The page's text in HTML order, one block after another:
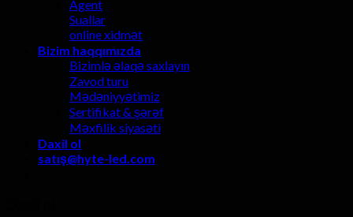
Agent
Suallar
online xidmət
Bizim haqqımızda
Bizimlə əlaqə saxlayın
Zavod turu
Mədəniyyətimiz
Sertifikat & şərəf
Məxfilik siyasəti
Daxil ol
satış@hyte-led.com